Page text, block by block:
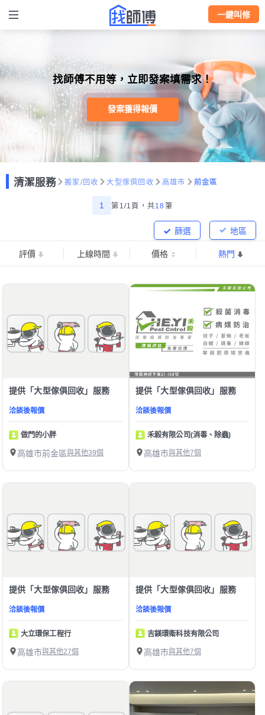
一鍵叫修
找師傅不用等，立即發案填需求！
發案獲得報價
清潔服務 搬家/回收 大型傢俱回收 高雄市 前金區
1 第1/1頁， 共18筆
地區
篩選
評價 上線時間 價格 熱門
提供「大型傢俱回收」服務
洽談後報價
做門的小胖
高雄市前金區與其他39個
提供「大型傢俱回收」服務
洽談後報價
禾毅有限公司(消毒、除蟲)
高雄市與其他7個
提供「大型傢俱回收」服務
洽談後報價
大立環保工程行
高雄市與其他27個
提供「大型傢俱回收」服務
洽談後報價
吉鎂環衛科技有限公司
高雄市與其他7個